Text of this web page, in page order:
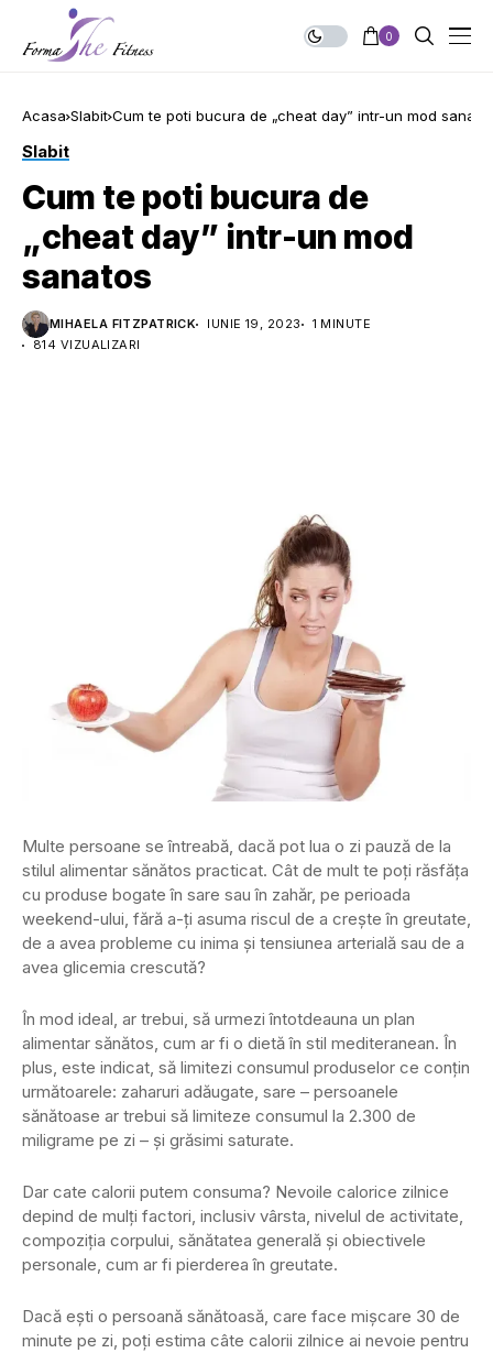
0
Acasa Slabit Cum te poti bucura de „cheat day” intr-un mod
Slabit
Cum te poti bucura de
„cheat day” intr-un mod
sanatos
MIHAELA FITZPATRICK IUNIE 19, 2023
1 MINUTE
814 VIZUALIZARI
​Multe persoane se întreabă, dacă pot lua o zi pauză de la
stilul alimentar sănătos practicat. Cât de mult te poți răsfăța
cu produse bogate în sare sau în zahăr, pe perioada
weekend-ului, fără a-ți asuma riscul de a crește în greutate,
de a avea probleme cu inima și tensiunea arterială sau de a
avea glicemia crescută?
În mod ideal, ar trebui, să urmezi întotdeauna un plan
alimentar sănătos, cum ar fi o dietă în stil mediteranean. În
plus, este indicat, să limitezi consumul produselor ce conțin
următoarele: zaharuri adăugate, sare – persoanele
sănătoase ar trebui să limiteze consumul la 2.300 de
miligrame pe zi – și grăsimi saturate.
Dar cate calorii putem consuma? Nevoile calorice zilnice
depind de mulți factori, inclusiv vârsta, nivelul de activitate,
compoziția corpului, sănătatea generală și obiectivele
personale, cum ar fi pierderea în greutate.
Dacă ești o persoană sănătoasă, care face mișcare 30 de
minute pe zi, poți estima câte calorii zilnice ai nevoie pentru